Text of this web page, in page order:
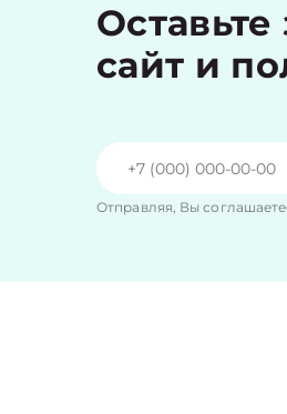
Оставьте
сайт и
Отправляя, Вы